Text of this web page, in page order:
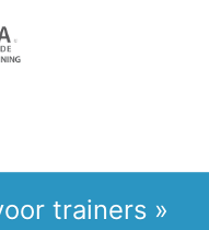
trainers »